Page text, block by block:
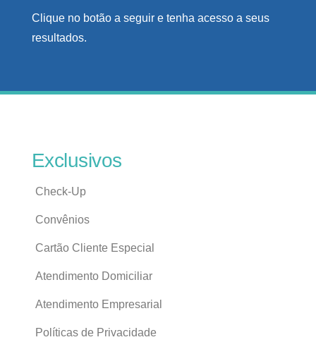
Clique no botão a seguir e tenha acesso a seus
resultados.
Exclusivos
Check-Up
Convênios
Cartão Cliente Especial
Atendimento Domiciliar
Atendimento Empresarial
Políticas de Privacidade